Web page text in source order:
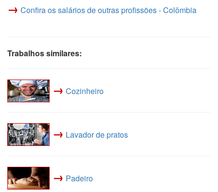
→ Confira os salários de outras profissões - Colômbia
Trabalhos similares:
→ Cozinheiro
→ Lavador de pratos
→ Padeiro